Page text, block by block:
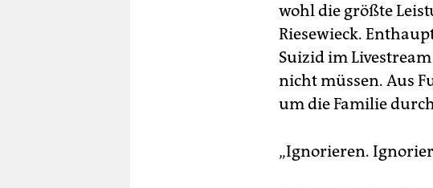
wohl die größte
Riesewieck.
Suizid im
nicht müssen. Aus
um die Familie
„Ignorieren.